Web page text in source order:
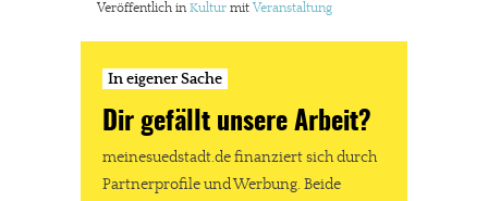
Veröffentlich in Kultur mit Veranstaltung
In eigener Sache
Dir gefällt unsere Arbeit?
meinesuedstadt.de finanziert sich durch
Partnerprofile und Werbung. Beide